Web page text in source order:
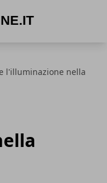
l'illuminazione nella